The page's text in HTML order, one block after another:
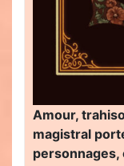
Amour,
magistral